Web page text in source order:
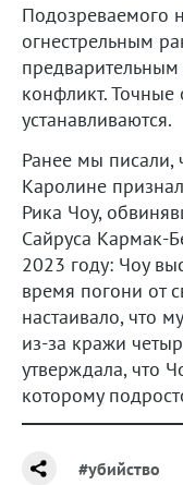
Подозреваемого
огнестрельным
конфликт. Точные
устанавливаются.
Ранее мы
Каролине
Рика Чоу,
Сайруса Кармак-
2023 году: Чоу
время погони от
настаивало, что
из-за кражи
утверждала, что
которому
#убийство